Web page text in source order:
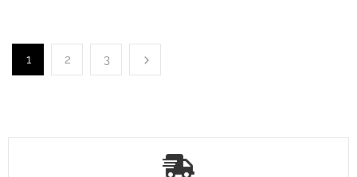
1 2 3